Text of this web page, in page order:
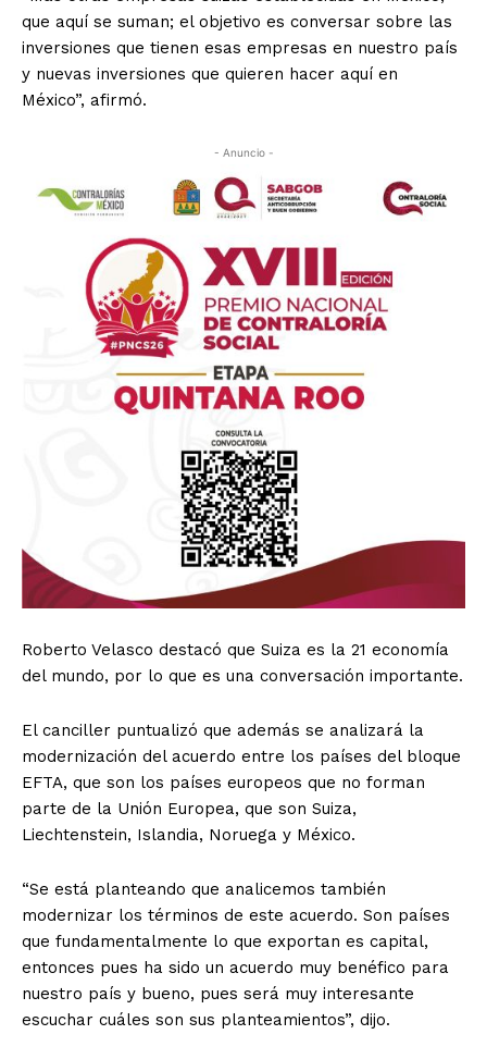
que aquí se suman; el objetivo es conversar sobre las
inversiones que tienen esas empresas en nuestro país
y nuevas inversiones que quieren hacer aquí en
México”, afirmó.
- Anuncio -
Roberto Velasco destacó que Suiza es la 21 economía
del mundo, por lo que es una conversación importante.
El canciller puntualizó que además se analizará la
modernización del acuerdo entre los países del bloque
EFTA, que son los países europeos que no forman
parte de la Unión Europea, que son Suiza,
Liechtenstein, Islandia, Noruega y México.
“Se está planteando que analicemos también
modernizar los términos de este acuerdo. Son países
que fundamentalmente lo que exportan es capital,
entonces pues ha sido un acuerdo muy benéfico para
nuestro país y bueno, pues será muy interesante
escuchar cuáles son sus planteamientos”, dijo.